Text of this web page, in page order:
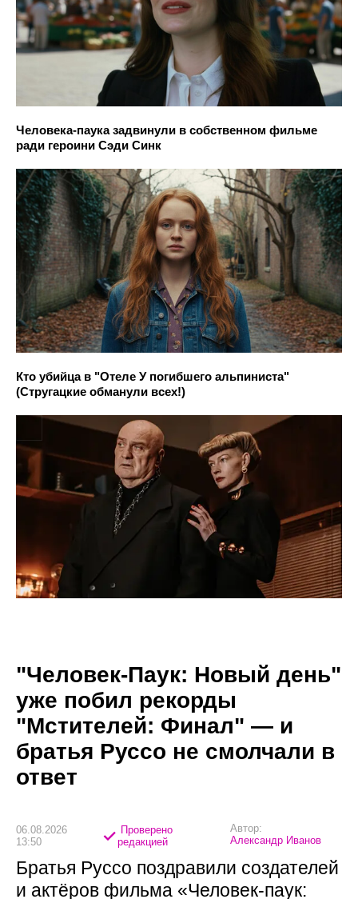
Человека-паука задвинули в собственном фильме
ради героини Сэди Синк
Кто убийца в "Отеле У погибшего альпиниста"
(Стругацкие обманули всех!)
"Человек-Паук: Новый день"
уже побил рекорды
"Мстителей: Финал" — и
братья Руссо не смолчали в
ответ
06.08.2026
13:50
Проверено
редакцией
Автор:
Александр Иванов
Братья Руссо поздравили создателей
и актёров фильма «Человек-паук: